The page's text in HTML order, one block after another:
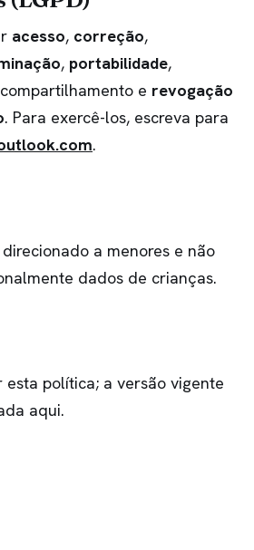
acesso, correção,
, portabilidade,
e revogação
. Para exercê-los, escreva para
.
a menores e não
dados de crianças.
esta política; a versão vigente
aqui.